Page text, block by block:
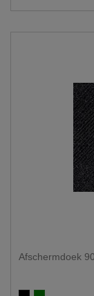
Afschermdoek